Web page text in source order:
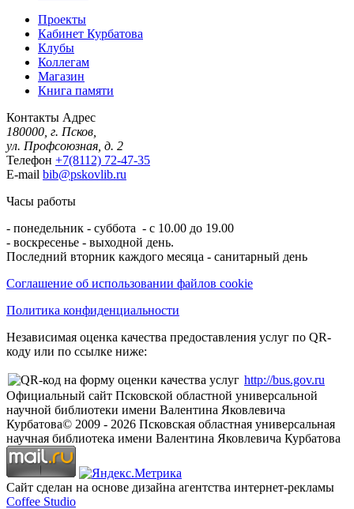
Проекты
Кабинет Курбатова
Клубы
Коллегам
Магазин
Книга памяти
Контакты Адрес
180000, г. Псков,
ул. Профсоюзная, д. 2
Телефон +7(8112) 72-47-35
E-mail bib@pskovlib.ru
Часы работы
- понедельник - суббота - с 10.00 до 19.00
- воскресенье - выходной день.
Последний вторник каждого месяца - санитарный день
Соглашение об использовании файлов cookie
Политика конфиденциальности
Независимая оценка качества предоставления услуг по QR-
коду или по ссылке ниже:
http://bus.gov.ru
Официальный сайт Псковской областной универсальной
научной библиотеки имени Валентина Яковлевича
Курбатова© 2009 - 2026 Псковская областная универсальная
научная библиотека имени Валентина Яковлевича Курбатова
Сайт сделан на основе дизайна агентства интернет-рекламы
Coffee Studio